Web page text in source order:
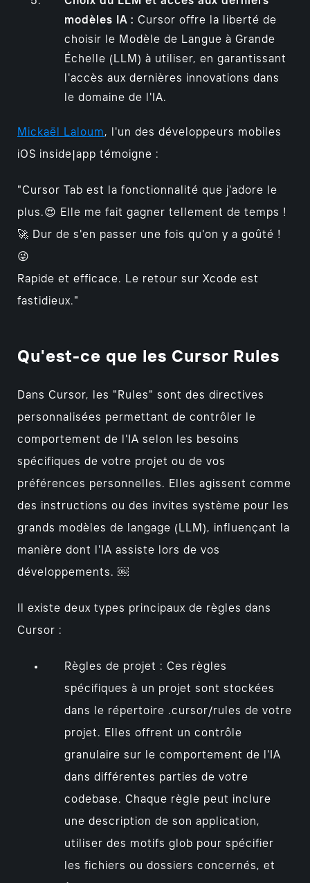
modèles IA : Cursor offre la liberté de
choisir le Modèle de Langue à Grande
Échelle (LLM) à utiliser, en garantissant
l'accès aux dernières innovations dans
le domaine de l'IA.
Mickaël Laloum , l'un des développeurs mobiles
iOS inside|app témoigne :
"Cursor Tab est la fonctionnalité que j'adore le
plus.😍 Elle me fait gagner tellement de temps !
🚀 Dur de s'en passer une fois qu'on y a goûté !
😜
Rapide et efficace. Le retour sur Xcode est
fastidieux."
Qu'est-ce que les Cursor Rules
Dans Cursor, les "Rules" sont des directives
personnalisées permettant de contrôler le
comportement de l'IA selon les besoins
spécifiques de votre projet ou de vos
préférences personnelles. Elles agissent comme
des instructions ou des invites système pour les
grands modèles de langage (LLM), influençant la
manière dont l'IA assiste lors de vos
développements. ￼
Il existe deux types principaux de règles dans
Cursor :
Règles de projet : Ces règles
spécifiques à un projet sont stockées
dans le répertoire .cursor/rules de votre
projet. Elles offrent un contrôle
granulaire sur le comportement de l'IA
dans différentes parties de votre
codebase. Chaque règle peut inclure
une description de son application,
utiliser des motifs glob pour spécifier
les fichiers ou dossiers concernés, et